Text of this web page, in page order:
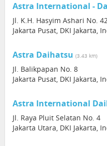
Astra International -
Jl. K.H. Hasyim Ashari No.
Jakarta Pusat, DKI Jakarta,
Astra Daihatsu (3.43 km)
Jl. Balikpapan No. 8
Jakarta Pusat, DKI Jakarta,
Astra International
Jl. Raya Pluit Selatan No. 4
Jakarta Utara, DKI Jakarta,